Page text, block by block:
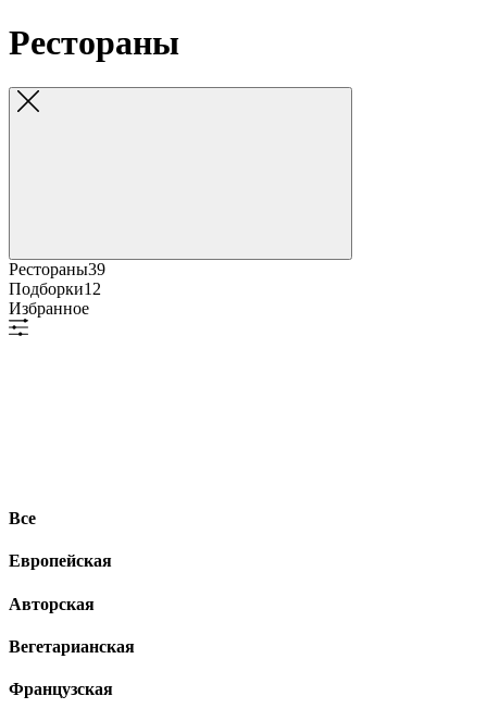
Рестораны
Рестораны39
Подборки12
Избранное
Все
Европейская
Авторская
Вегетарианская
Французская